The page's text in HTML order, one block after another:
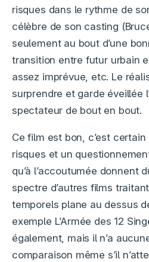
risques dans le rythme de
célèbre de son casting
seulement au bout d’une
transition entre futur urbain
assez imprévue, etc. Le
surprendre et garde éveillée
spectateur de bout en bout.
Ce film est bon, c’est certain
risques et un
qu’à l’accoutumée donnent
spectre d’autres films
temporels plane au dessus
exemple L’Armée des 12
également, mais il n’a
comparaison même s’il